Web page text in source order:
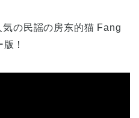
の民謡の房东的猫 Fang
！